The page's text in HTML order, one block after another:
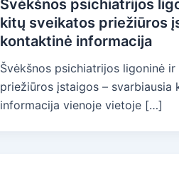
Švėkšnos psichiatrijos
kitų sveikatos priežiūros
kontaktinė informacija
Švėkšnos psichiatrijos ligoninė
priežiūros įstaigos – svarbiausia
informacija vienoje vietoje […]